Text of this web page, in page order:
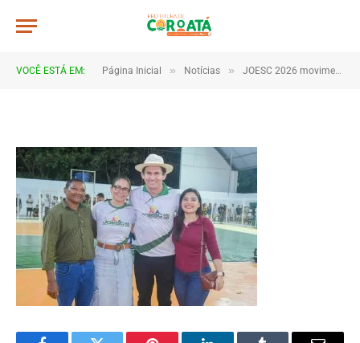
VOCÊ ESTÁ EM: Página Inicial » Notícias » JOESC 2026 movimenta escolas e reúne estudantes em grande celebração do esporte em Coroatá
JWR_8298